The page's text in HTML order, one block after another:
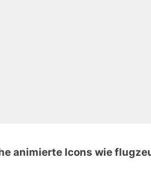
animierte Icons wie